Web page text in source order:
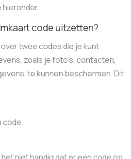
hieronder.
code uitzetten?
twee codes die je kunt
zoals je foto’s, contacten,
te kunnen beschermen. Dit
code